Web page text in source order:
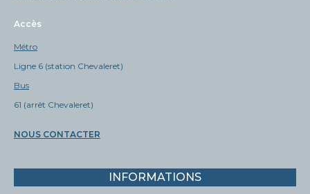
Accès
Métro
Ligne 6 (station Chevaleret)
Bus
61 (arrêt Chevaleret)
NOUS CONTACTER
INFORMATIONS